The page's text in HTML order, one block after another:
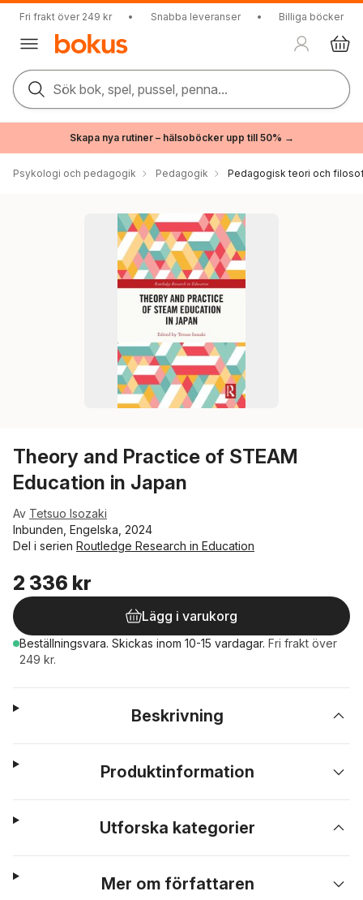
Fri frakt över 249 kr • Snabba leveranser • Billiga böcker
Sök bok, spel, pussel, penna...
Skapa nya rutiner – hälsoböcker upp till 50% →
Psykologi och pedagogik Pedagogik Pedagogisk teori och
Theory and Practice of STEAM
Education in Japan
Av Tetsuo Isozaki
Inbunden, Engelska, 2024
Del i serien Routledge Research in Education
2 336 kr
Lägg i varukorg
Beställningsvara. Skickas inom 10-15 vardagar. Fri frakt över
249 kr.
Beskrivning
Produktinformation
Utforska kategorier
Mer om författaren